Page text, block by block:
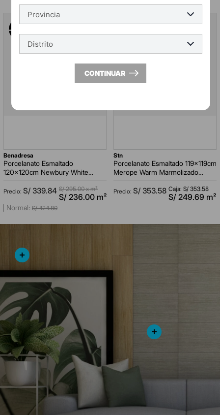
-
benadresa
Porcelanato Esmaltado
120x120cm Newbury White
Marmolizado Pulido Rectificado
S/ 339.84 S/295.00x m²
S/ 236.00 m²
S/ 424.80
stn
Porcelanato Esmaltado 119x119cm
Merope Warm Marmolizado
Pulido Rectificado
S/ 353.58 Caja: S/ 353.58
S/ 249.69 m²
CONTINUAR